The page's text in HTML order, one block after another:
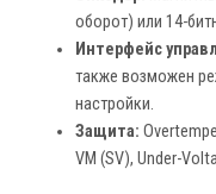
оборот) или 14-
Интерфейс
также возможен
настройки.
Защита:
VM (SV), Under-